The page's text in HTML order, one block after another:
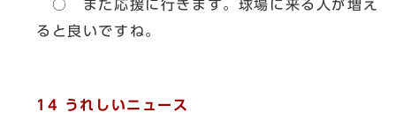
○ また応援に行きます。球場に来る人が増え
ると良いですね。
14 うれしいニュース